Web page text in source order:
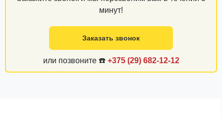
минут!
Заказать звонок
или позвоните ☎️ +375 (29) 682-12-12